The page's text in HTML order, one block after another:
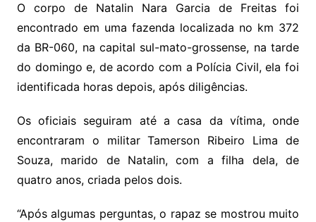
O corpo de Natalin Nara Garcia de Freitas foi
encontrado em uma fazenda localizada no km 372
da BR-060, na capital sul-mato-grossense, na tarde
do domingo e, de acordo com a Polícia Civil, ela foi
identificada horas depois, após diligências.
Os oficiais seguiram até a casa da vítima, onde
encontraram o militar Tamerson Ribeiro Lima de
Souza, marido de Natalin, com a filha dela, de
quatro anos, criada pelos dois.
“Após algumas perguntas, o rapaz se mostrou muito